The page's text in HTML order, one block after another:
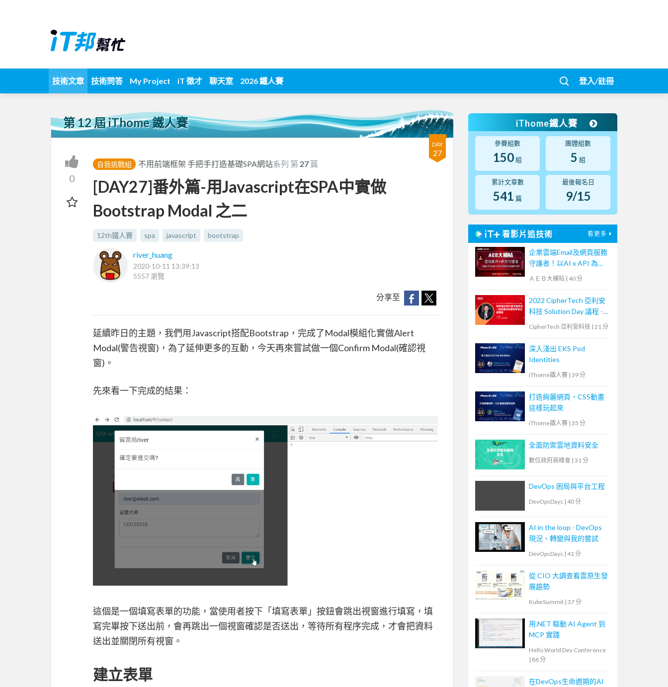
技術文章 技術問答 My Project iT 徵才 聊天室 2026 鐵人賽 登入/註冊
第 12 屆 iThome 鐵人賽
DAY
27
0
自我挑戰組 不用前端框架 手把手打造基礎SPA網站系列 第 27 篇
[DAY27]番外篇-用Javascript在SPA中實做
Bootstrap Modal 之二
12th鐵人賽 spa javascript bootstrap
river_huang
2020-10-11 13:39:13
5557 瀏覽
分享至
延續昨日的主題，我們用Javascript搭配Bootstrap，完成了Modal模組化實做Alert
Modal(警告視窗)，為了延伸更多的互動，今天再來嘗試做一個Confirm Modal(確認視
窗)。
先來看一下完成的結果：
這個是一個填寫表單的功能，當使用者按下「填寫表單」按鈕會跳出視窗進行填寫，填
寫完畢按下送出前，會再跳出一個視窗確認是否送出，等待所有程序完成，才會把資料
送出並關閉所有視窗。
建立表單
iThome鐵人賽
參賽組數
150組
團體組數
5 組
累計文章數
541 篇
最後報名日
9/15
看影片追技術 看更多
企業雲端Email及網頁服務
守護者！以AI x API 為基
礎阻絕APT攻擊【宏碁資
ＡＥＢ大補帖 | 40 分
2022 CipherTech 亞利安
科技 Solution Day 議程 -
如何做好資料庫存取安
追蹤稽核
CipherTech 亞利安科技 | 21 分
深入淺出 EKS Pod
Identities
iThome鐵人賽 | 39 分
打造絢麗網頁，CSS動畫
這樣玩起來
iThome鐵人賽 | 35 分
全面防禦雲地資料安全
數位政府高峰會 | 31 分
DevOps 困局與平台工程
DevOpsDays | 40 分
AI in the loop - DevOps
現況、轉變與我的嘗試
DevOpsDays | 41 分
從 CIO 大調查看雲原生發
展趨勢
KubeSummit | 37 分
用.NET 驅動 AI Agent 到
MCP 實踐
Hello World Dev Conference
| 86 分
在DevOps生命週期的AI